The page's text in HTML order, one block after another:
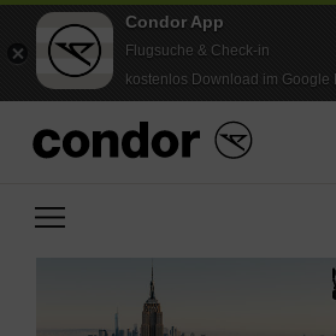
Condor App
Flugsuche & Check-in
kostenlos Download im Google